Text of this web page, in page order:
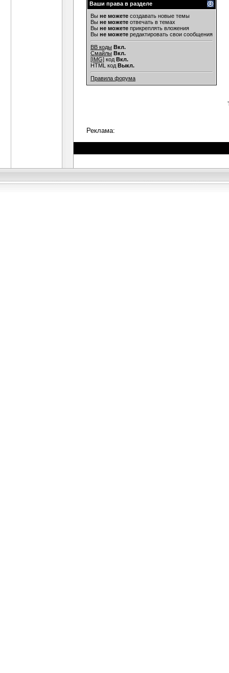
Ваши права в разделе
Вы не можете создавать новые темы
Вы не можете отвечать в темах
Вы не можете прикреплять вложения
Вы не можете редактировать свои сообщения
BB коды Вкл.
Смайлы Вкл.
[IMG] код Вкл.
HTML код Выкл.
Правила форума
Реклама: